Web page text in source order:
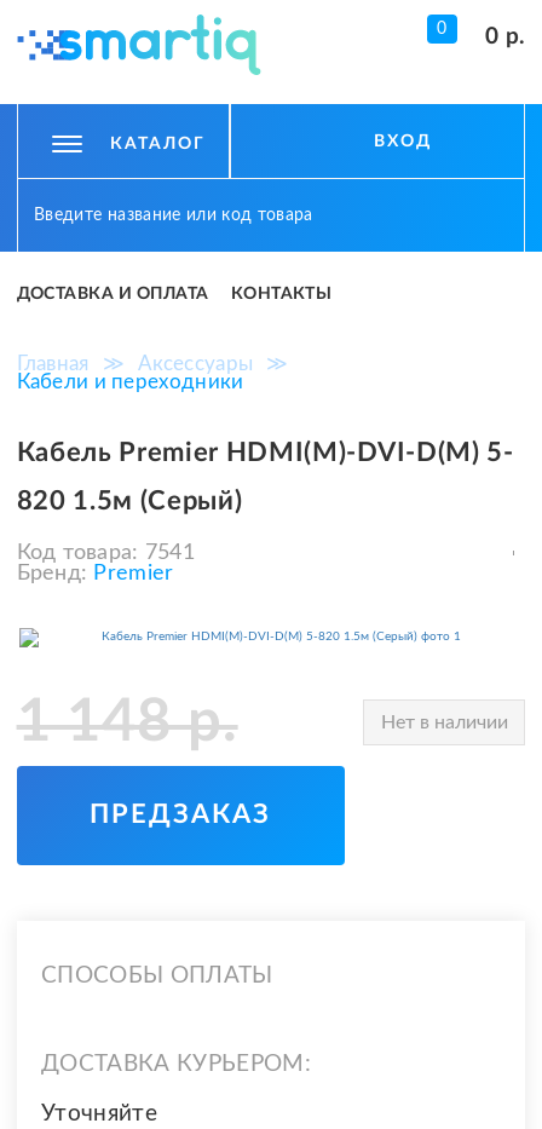
0 0 р.
КАТАЛОГ ВХОД
ДОСТАВКА И ОПЛАТА КОНТАКТЫ
Главная ≫ Аксессуары
≫
Кабели и переходники
Кабель Premier HDMI(M)-DVI-D(M) 5-
820 1.5м (Серый)
Код товара:
7541
Бренд: Premier
1 148р. Нет в наличии
ПРЕДЗАКАЗ
СПОСОБЫ ОПЛАТЫ
ДОСТАВКА КУРЬЕРОМ:
Уточняйте